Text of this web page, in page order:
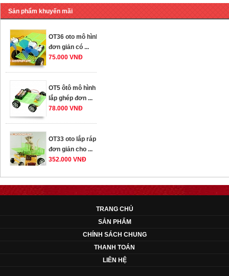
Sản phẩm khuyến mãi
259.000 VNĐ
đơn giản có ...
75.000 VNĐ
lắp ghép đơn ...
78.000 VNĐ
đơn giản cho ...
352.000 VNĐ
OT36 oto mô hình
TRANG CHỦ
SẢN PHẨM
CHÍNH SÁCH CHUNG
THANH TOÁN
LIÊN HỆ